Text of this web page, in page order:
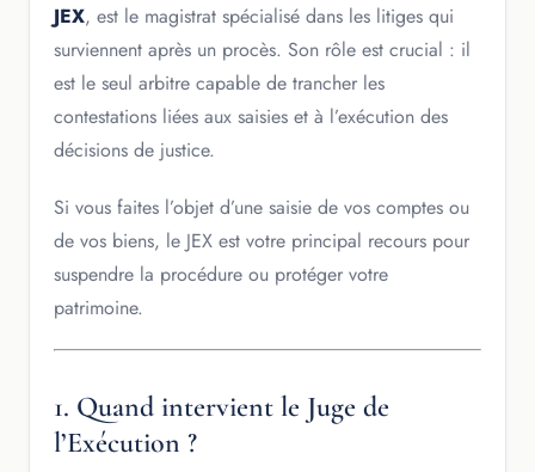
JEX, est le magistrat spécialisé dans les litiges qui
surviennent après un procès. Son rôle est crucial : il
est le seul arbitre capable de trancher les
contestations liées aux saisies et à l’exécution des
décisions de justice.
Si vous faites l’objet d’une saisie de vos comptes ou
de vos biens, le JEX est votre principal recours pour
suspendre la procédure ou protéger votre
patrimoine.
1. Quand intervient le Juge de
l’Exécution ?